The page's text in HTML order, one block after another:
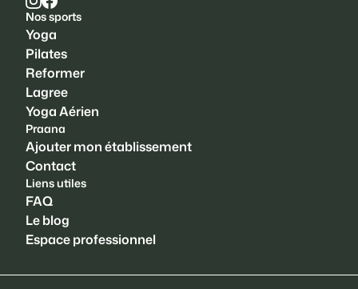
Nos sports
Yoga
Pilates
Reformer
Lagree
Yoga Aérien
Praana
Ajouter mon établissement
Contact
Liens utiles
FAQ
Le blog
Espace professionnel